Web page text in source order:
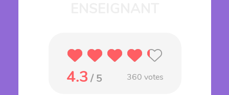
4.3 / 5 360 votes